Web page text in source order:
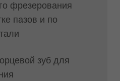
фрезерования
пазов и по
зуб для